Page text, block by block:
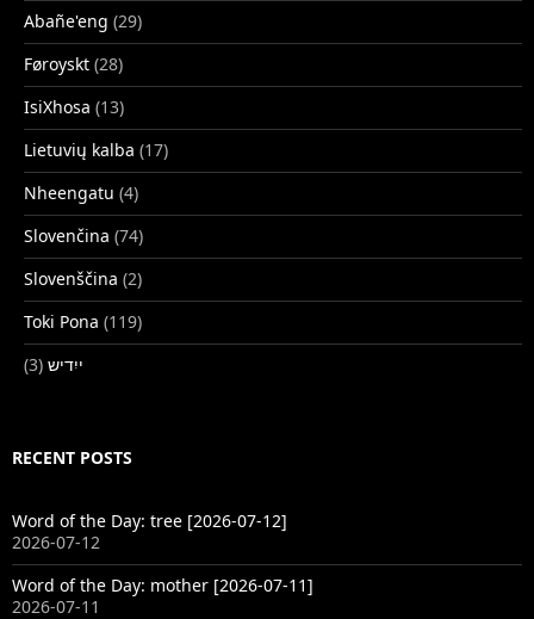
Abañe'eng (29)
Føroyskt (28)
IsiXhosa (13)
Lietuvių kalba (17)
Nheengatu (4)
Slovenčina (74)
Slovenščina (2)
Toki Pona (119)
ייִדיש (3)
RECENT POSTS
Word of the Day: tree [2026-07-12]
2026-07-12
Word of the Day: mother [2026-07-11]
2026-07-11